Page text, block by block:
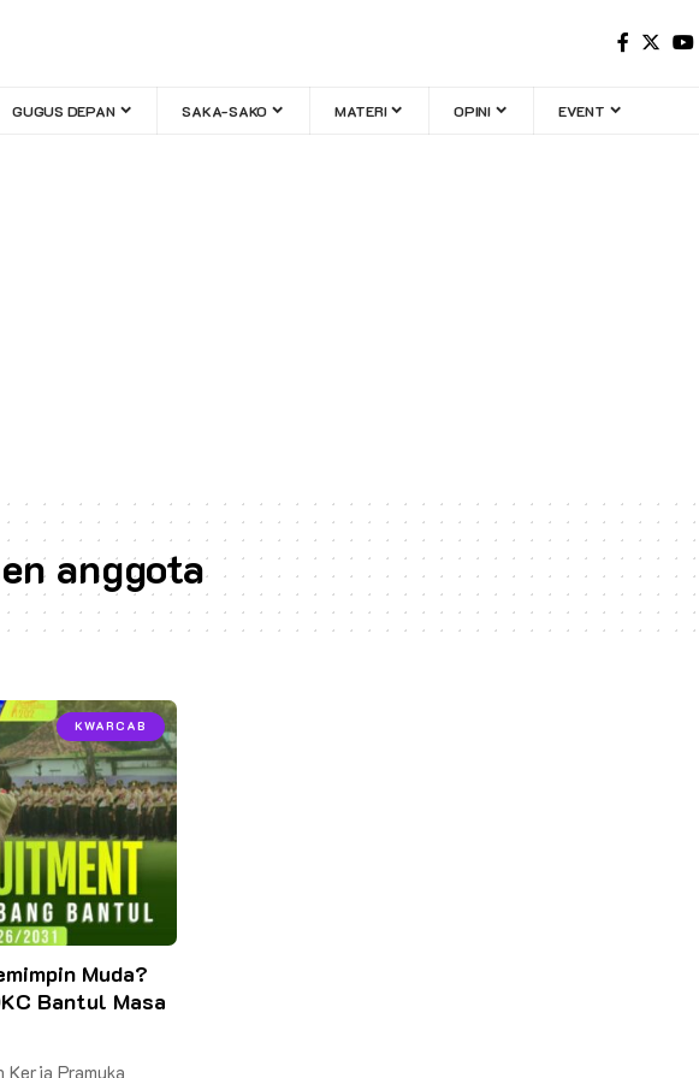
GUGUS DEPAN SAKA-SAKO MATERI OPINI EVENT
anggota
KWARCAB
Muda?
Bantul Masa
Kerja Pramuka